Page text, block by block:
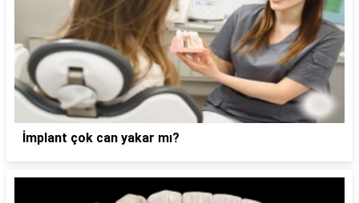
İmplant çok can yakar mı?